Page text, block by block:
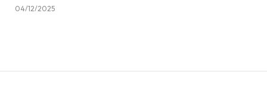
04/12/2025